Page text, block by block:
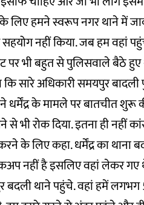
लिए हमने स्वरूप नगर थाने में
नहीं किया. जब हम वहां
पर भी बहुत से पुलिसवाले बैठे हुए
सारे अधिकारी समयपुर बादली
के मामले पर बातचीत शुरू
भी रोक दिया. इतना ही नहीं
के लिए कहा. धर्मेंद्र का
नहीं है इसलिए वहां लेकर गए
थाने पहुंचे. वहां हमें लगभग